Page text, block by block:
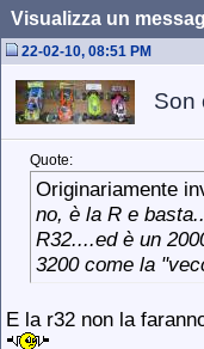
Visualizza un
22-02-10, 08:51 PM
Son
Quote:
Originariamente
no, è la R e
R32....ed è un
3200 come la
E la r32 non la